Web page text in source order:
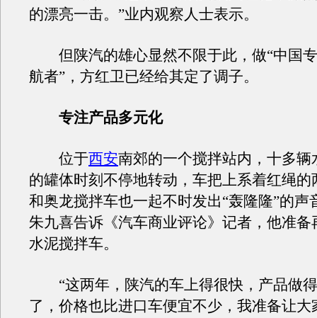
的漂亮一击。”业内观察人士表示。
但陕汽的雄心显然不限于此，做“中国
航者”，方红卫已经给其定了调子。
专注产品多元化
位于西安南郊的一个搅拌站内，十多辆
的罐体时刻不停地转动，车把上系着红绳的
和奥龙搅拌车也一起不时发出“轰隆隆”的声
朱九喜告诉《汽车商业评论》记者，他准备
水泥搅拌车。
“这两年，陕汽的车上得很快，产品做
了，价格也比进口车便宜不少，我准备让大